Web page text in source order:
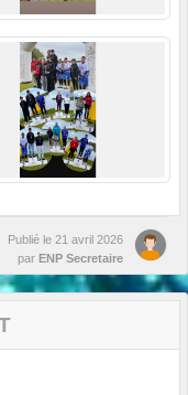
Publié le 21 avril 2026
par ENP Secretaire